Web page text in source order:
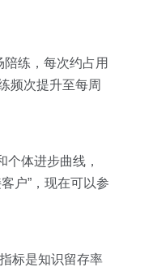
练，每次约占用
频次提升至每周
个体进步曲线，
户”，现在可以参
标是知识留存率